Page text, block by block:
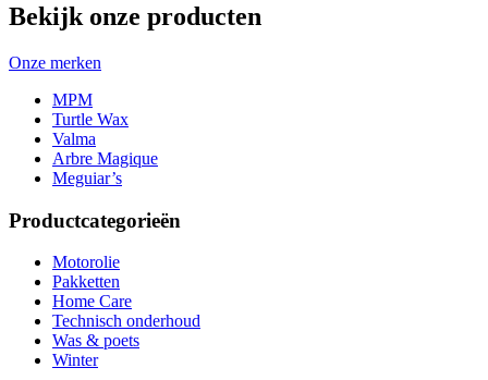
Bekijk onze producten
Onze merken
MPM
Turtle Wax
Valma
Arbre Magique
Meguiar’s
Productcategorieën
Motorolie
Pakketten
Home Care
Technisch onderhoud
Was & poets
Winter